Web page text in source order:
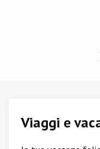
Viaggi e